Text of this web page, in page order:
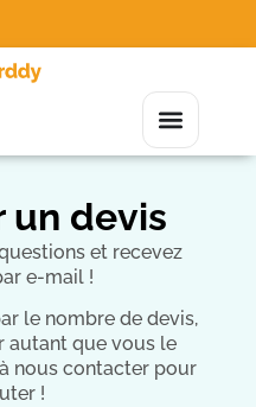
un devis
et recevez
e-mail !
le nombre de devis,
autant que vous le
nous contacter pour
!